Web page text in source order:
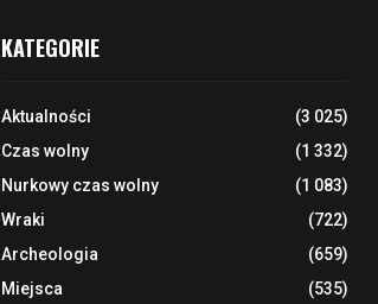
KATEGORIE
Aktualności
(3 025)
Czas wolny
(1 332)
Nurkowy czas wolny
(1 083)
Wraki
(722)
Archeologia
(659)
Miejsca
(535)